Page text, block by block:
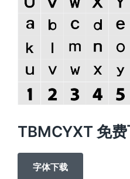
TBMCYXT 免
字体下载